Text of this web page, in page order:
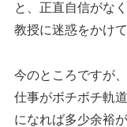
と、正直自信がな
教授に迷惑をかけ
今のところですが
仕事がボチボチ軌
になれば多少余裕